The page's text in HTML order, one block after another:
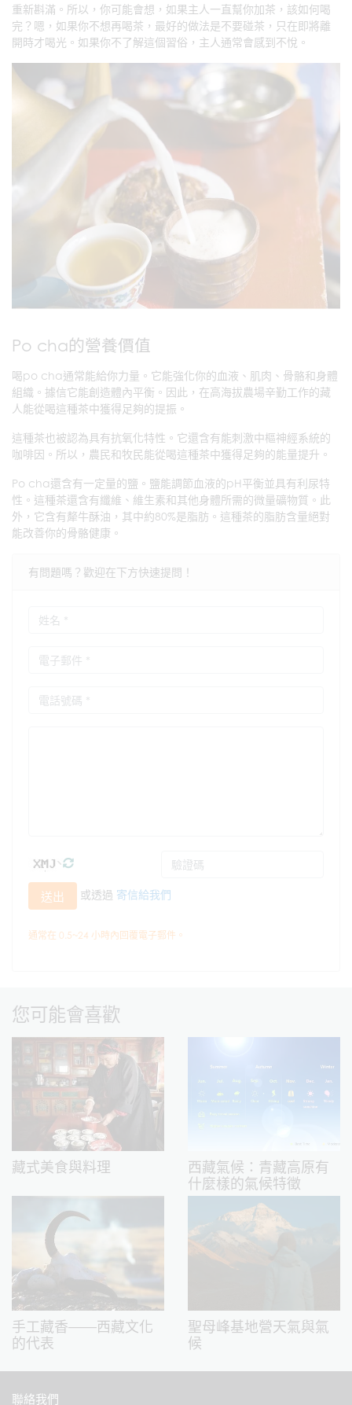
重新斟滿。所以，你可能會想，如果主人一直幫你加茶，該如何喝
完？嗯，如果你不想再喝茶，最好的做法是不要碰茶，只在即將離
開時才喝光。如果你不了解這個習俗，主人通常會感到不悅。
Po cha的營養價值
喝po cha通常能給你力量。它能強化你的血液、肌肉、骨骼和身體
組織。據信它能創造體內平衡。因此，在高海拔農場辛勤工作的藏
人能從喝這種茶中獲得足夠的提振。
這種茶也被認為具有抗氧化特性。它還含有能刺激中樞神經系統的
咖啡因。所以，農民和牧民能從喝這種茶中獲得足夠的能量提升。
Po cha還含有一定量的鹽。鹽能調節血液的pH平衡並具有利尿特
性。這種茶還含有纖維、維生素和其他身體所需的微量礦物質。此
外，它含有犛牛酥油，其中約80%是脂肪。這種茶的脂肪含量絕對
能改善你的骨骼健康。
有問題嗎？歡迎在下方快速提問！
送出 或透過 寄信給我們
通常在 0.5~24 小時內回覆電子郵件。
您可能會喜歡
藏式美食與料理
西藏氣候：青藏高原有
什麼樣的氣候特徵
手工藏香——西藏文化
的代表
聖母峰基地營天氣與氣
候
聯絡我們